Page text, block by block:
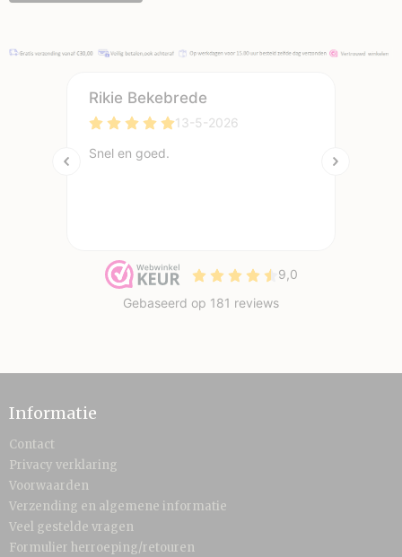
Informatie
Contact
Privacy verklaring
Voorwaarden
Verzending en algemene informatie
Veel gestelde vragen
Formulier herroeping/retouren